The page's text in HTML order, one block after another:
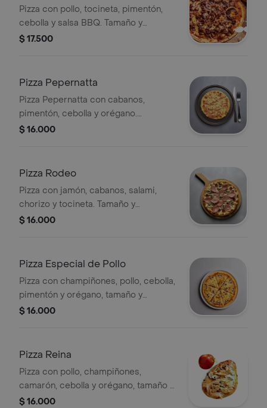
Pizza con pollo, tocineta, pimentón,
cebolla y salsa BBQ. Tamaño y
preparación a elección.
$ 17.500
Pizza Pepernatta
Pizza Pepernatta con cabanos,
pimentón, cebolla y orégano.
Preparación a elegir.
$ 16.000
Pizza Rodeo
Pizza con jamón, cabanos, salami,
chorizo y tocineta. Tamaño y
preparación a elección.
$ 16.000
Pizza Especial de Pollo
Pizza con champiñones, pollo, cebolla,
pimentón y orégano, tamaño y
preparación a elección.
$ 16.000
Pizza Reina
Pizza con pollo, champiñones,
camarón, cebolla y orégano, tamaño y
preparación a elección.
$ 16.000